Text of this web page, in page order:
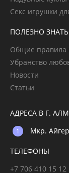
Секс игрушки
ПОЛЕЗНО ЗНАТЬ
Общие правила
Убранство
Новости
Статьи
АДРЕСА В Г.
Мкр.
ТЕЛЕФОНЫ
+7 706 410 15 12